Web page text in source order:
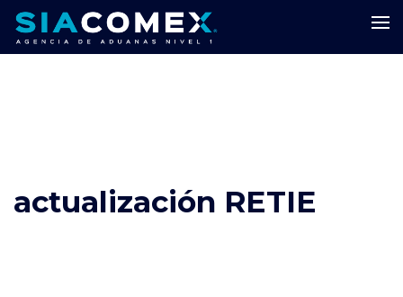
actualización RETIE